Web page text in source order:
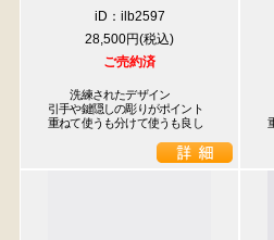
iD：ilb2597
28,500円
ご売約済
洗練されたデザイン
引手や鍵隠しの彫りがポイント
重ねて使うも分けて使うも良し